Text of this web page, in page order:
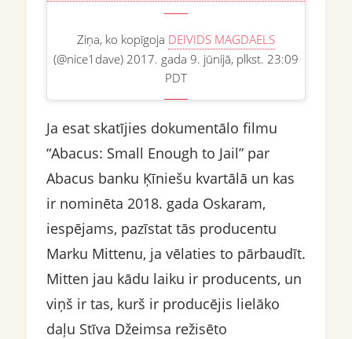
Ziņa, ko kopīgoja DEIVIDS MAGDAELS
(@nice1dave) 2017. gada 9. jūnijā, plkst. 23:09
PDT
Ja esat skatījies dokumentālo filmu
“Abacus: Small Enough to Jail” par
Abacus banku Ķīniešu kvartālā un kas
ir nominēta 2018. gada Oskaram,
iespējams, pazīstat tās producentu
Marku Mittenu, ja vēlaties to pārbaudīt.
Mitten jau kādu laiku ir producents, un
viņš ir tas, kurš ir producējis lielāko
daļu Stīva Džeimsa režisēto